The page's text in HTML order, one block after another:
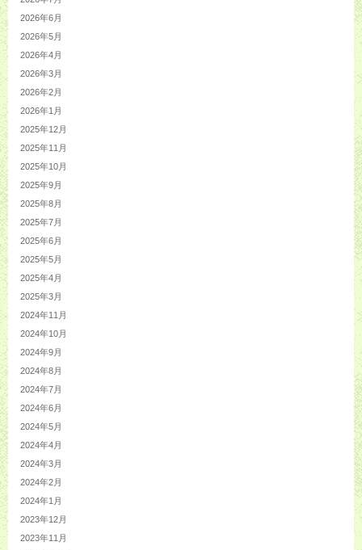
2026年6月
2026年5月
2026年4月
2026年3月
2026年2月
2026年1月
2025年12月
2025年11月
2025年10月
2025年9月
2025年8月
2025年7月
2025年6月
2025年5月
2025年4月
2025年3月
2024年11月
2024年10月
2024年9月
2024年8月
2024年7月
2024年6月
2024年5月
2024年4月
2024年3月
2024年2月
2024年1月
2023年12月
2023年11月